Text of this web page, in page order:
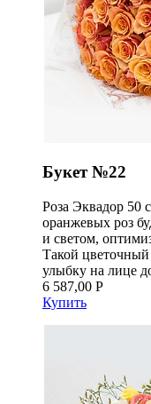
Букет №22
Роза Эквадор 50
оранжевых роз
и светом,
Такой
улыбку на лице
6 587,00 Р
Купить